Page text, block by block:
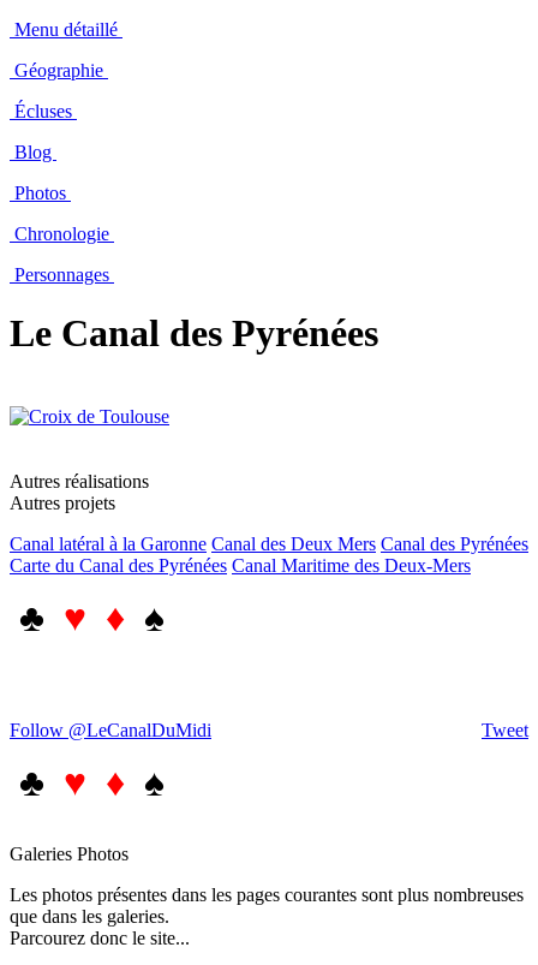
Menu détaillé
Géographie
Écluses
Blog
Photos
Chronologie
Personnages
Le Canal des Pyrénées
Autres réalisations
Autres projets
Canal latéral à la Garonne Canal des Deux Mers Canal des Pyrénées
Carte du Canal des Pyrénées Canal Maritime des Deux-Mers
♣ ♥ ♦ ♠
Tweet
Follow @LeCanalDuMidi
♣ ♥ ♦ ♠
Galeries Photos
Les photos présentes dans les pages courantes sont plus nombreuses
que dans les galeries.
Parcourez donc le site...